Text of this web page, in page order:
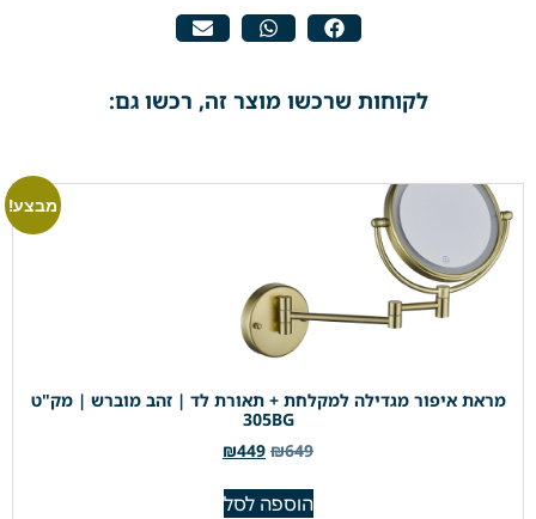
לקוחות שרכשו מוצר זה, רכשו גם:
מבצע!
מראת איפור מגדילה למקלחת + תאורת לד | זהב מוברש | מק"ט
305BG
₪649
₪449
הוספה לסל